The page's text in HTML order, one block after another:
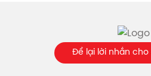
Để lại lời nhắn